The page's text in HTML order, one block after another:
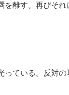
離す。再びそれ
ている。反対の